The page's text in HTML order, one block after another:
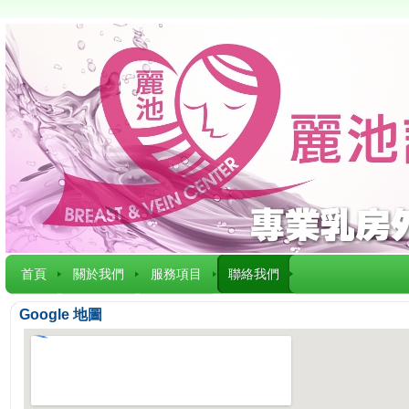
首頁 關於我們 服務項目 聯絡我們
Google 地圖